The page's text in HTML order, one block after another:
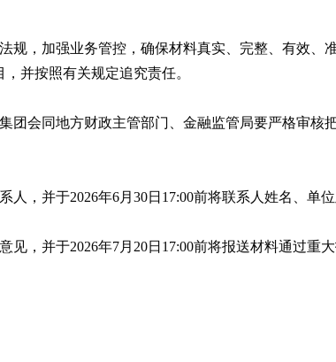
规，加强业务管控，确保材料真实、完整、有效
并按照有关规定追究责任。
团会同地方财政主管部门、金融监管局要严格审
人，并于2026年6月30日17:00前将联系人姓名、单
，并于2026年7月20日17:00前将报送材料通过重大